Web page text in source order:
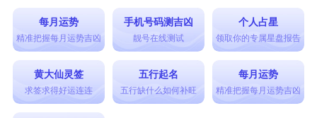
每月运势
精准把握每月运势吉凶
手机号码测吉凶
靓号在线测试
个人占星
领取你的专属星盘报告
黄大仙灵签
求签求得好运连连
五行起名
五行缺什么如何补旺
每月运势
精准把握每月运势吉凶